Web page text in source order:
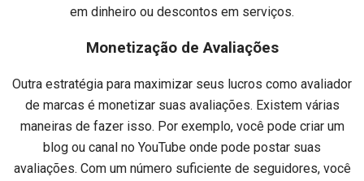
em dinheiro ou descontos em serviços.
Monetização de Avaliações
Outra estratégia para maximizar seus lucros como avaliador
de marcas é monetizar suas avaliações. Existem várias
maneiras de fazer isso. Por exemplo, você pode criar um
blog ou canal no YouTube onde pode postar suas
avaliações. Com um número suficiente de seguidores, você